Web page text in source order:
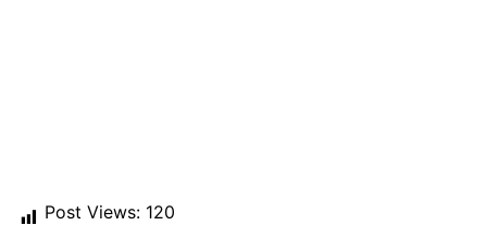
Post Views: 120